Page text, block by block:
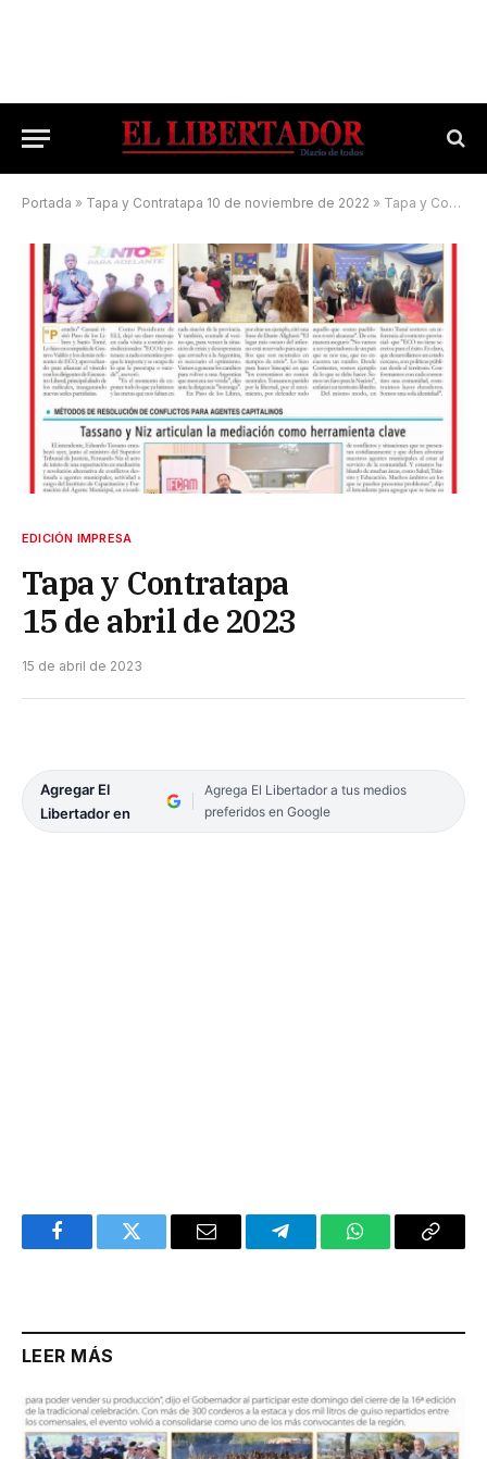
Portada » Tapa y Contratapa 10 de noviembre de 2022 » Tapa y Contratapa 15 de abril de 2023
EDICIÓN IMPRESA
Tapa y Contratapa
15 de abril de 2023
15 de abril de 2023
Agregar El
Libertador en
Agrega El Libertador a tus medios
preferidos en Google
FacebookTwitter Email TelegramWhatsAppCopy
LEER MÁS